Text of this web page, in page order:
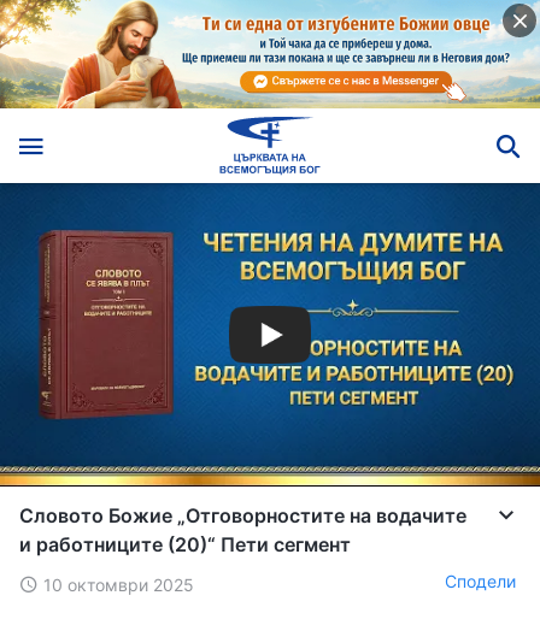
Словото Божие „Отговорностите на водачите
и работниците (20)“ Пети сегмент
10 октомври 2025 Сподели